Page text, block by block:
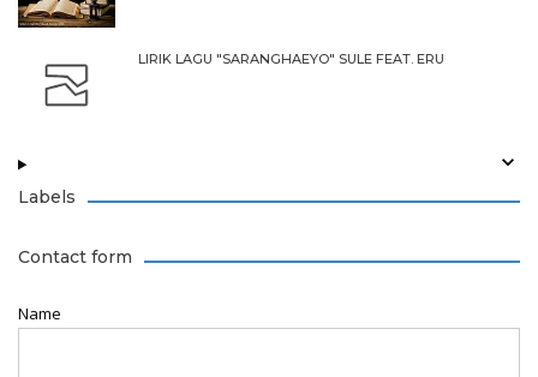
LIRIK LAGU "SARANGHAEYO" SULE FEAT. ERU
Labels
Contact form
Name